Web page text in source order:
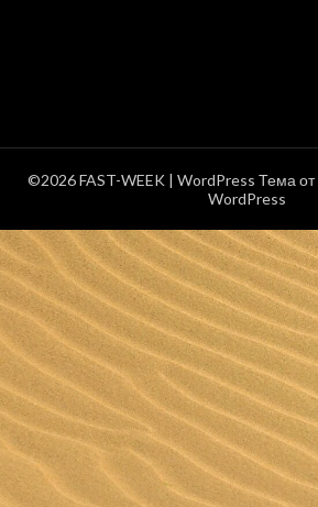
©2026 FAST-WEEK | WordPress Тема от
WordPress